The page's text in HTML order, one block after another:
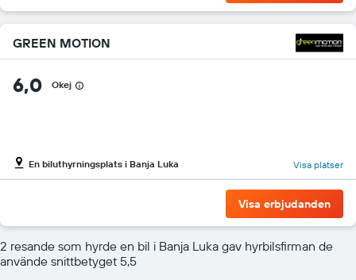
GREEN MOTION
6,0 Okej
En biluthyrningsplats i Banja Luka Visa platser
Visa erbjudanden
2 resande som hyrde en bil i Banja Luka gav hyrbilsfirman de
använde snittbetyget 5,5